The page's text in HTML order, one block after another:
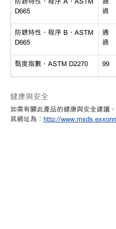
D665
過
防銹特性，程序 B，ASTM
D665
通
過
黏度指數， ASTM D2270 99
健康與安全
如需有關此產品的健康與安全建議
其網址為： http://